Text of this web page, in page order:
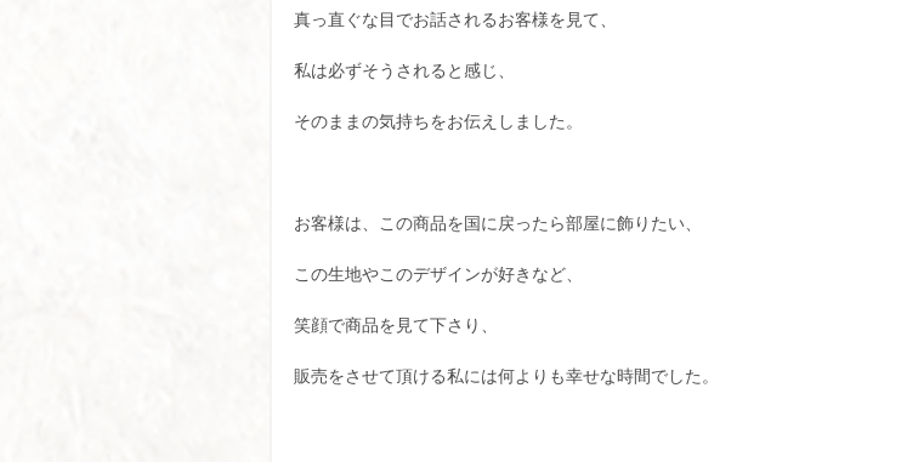
真っ直ぐな目でお話されるお客様を見て、
私は必ずそうされると感じ、
そのままの気持ちをお伝えしました。
お客様は、この商品を国に戻ったら部屋に飾りたい、
この生地やこのデザインが好きなど、
笑顔で商品を見て下さり、
販売をさせて頂ける私には何よりも幸せな時間でした。